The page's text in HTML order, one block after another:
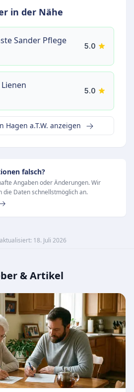
in der Nähe
Sander Pflege
5.0
5.0
Hagen a.T.W. anzeigen
falsch?
Angaben oder Änderungen. Wir
die Daten schnellstmöglich an.
18. Juli 2026
& Artikel